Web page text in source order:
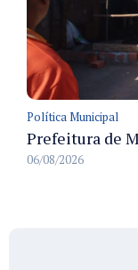
Política Municipal
06/08/2026